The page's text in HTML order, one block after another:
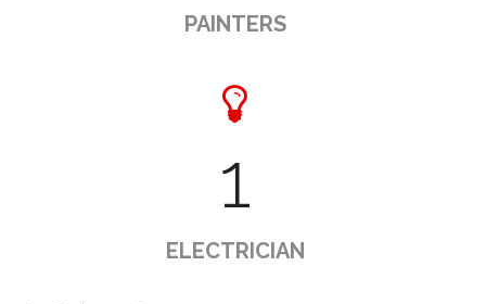
PAINTERS
1
ELECTRICIAN